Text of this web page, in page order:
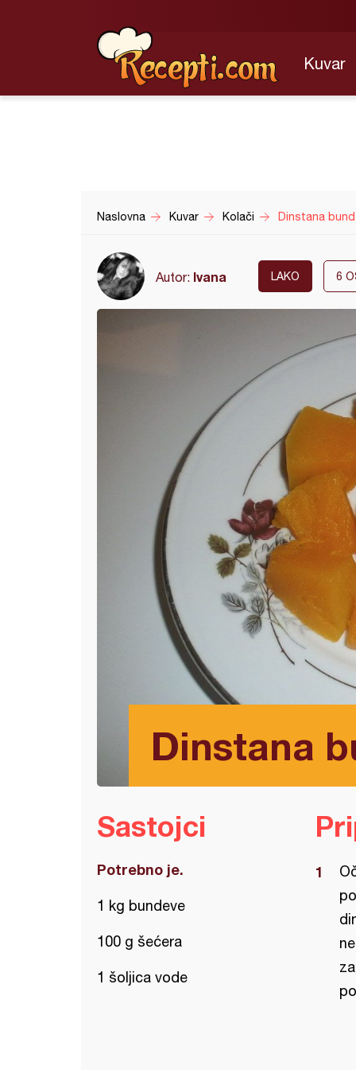
Kuvar
Naslovna Kuvar Kolači Dinstana
Autor: Ivana LAKO 6
Dinstana
Sastojci
Potrebno je.
1 kg bundeve
100 g šećera
1 šoljica vode